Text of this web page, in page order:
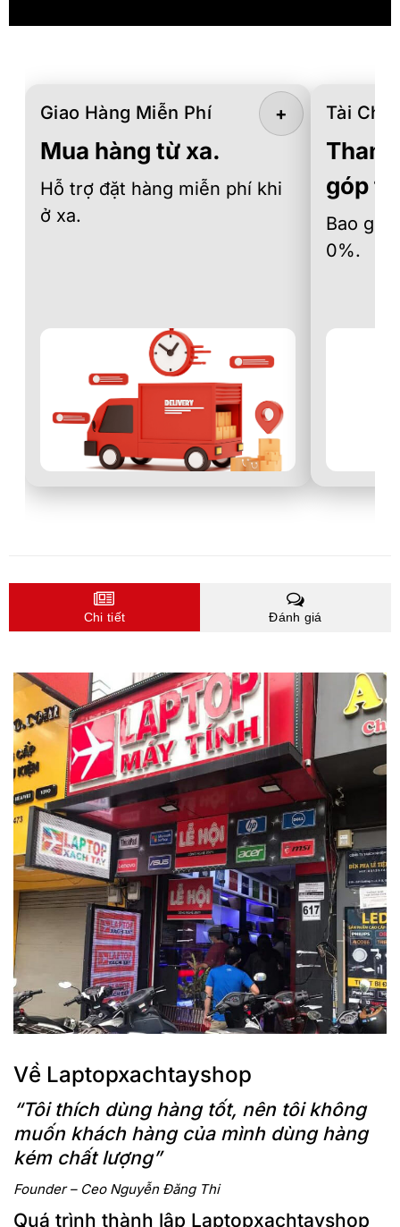
Giao Hàng Miễn Phí
Mua hàng từ xa.
Hỗ trợ đặt hàng miễn phí khi
ở xa.
+ Tài
góp
Bao
0%.
Chi tiết Đánh giá
Về Laptopxachtayshop
“Tôi thích dùng hàng tốt, nên tôi không
muốn khách hàng của mình dùng hàng
kém chất lượng”
Founder – Ceo Nguyễn Đăng Thi
Quá trình thành lập Laptopxachtayshop